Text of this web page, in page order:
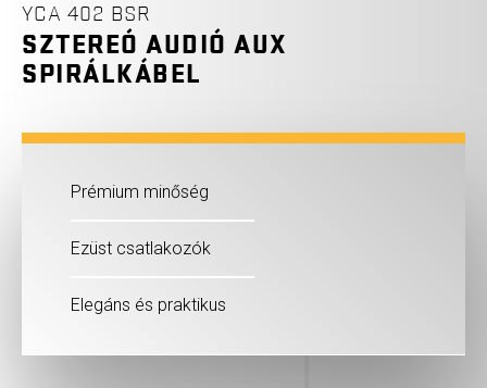
YCA 402 BSR
SZTEREÓ AUDIÓ AUX
SPIRÁLKÁBEL
Prémium minőség
Ezüst csatlakozók
Elegáns és praktikus